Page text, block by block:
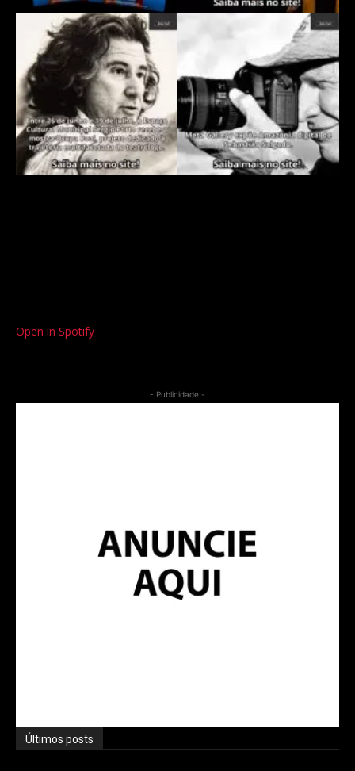
Open in Spotify
- Publicidade -
Últimos posts